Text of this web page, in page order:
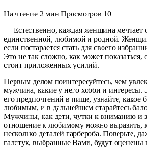
На чтение 2 мин Просмотров 10
Естественно, каждая женщина
единственной, любимой и родной.
если постарается стать для своего
Это не так сложно, как может показаться,
стоит приложенных усилий.
Первым делом поинтересуйтесь, чем
мужчина, какие у него хобби и интересы.
его предпочтений в пище, узнайте, какое
любимым, и в дальнейшем старайтесь
Мужчины, как дети, чутки к вниманию и
отношение к любимому можно выразить,
несколько деталей гарбероба. Поверьте,
галстук, выбранные Вами, будут оценены